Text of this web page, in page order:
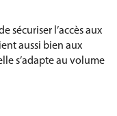
sécuriser l’accès aux
aussi bien aux
s’adapte au volume